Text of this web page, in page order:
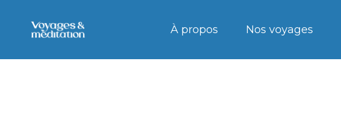
À propos Nos voyages